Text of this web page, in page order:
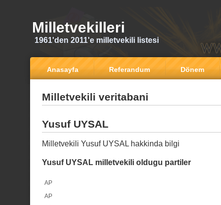
Milletvekilleri
1961'den 2011'e milletvekili listesi
Anasayfa Referandum Dönem
Milletvekili veritabani
Yusuf UYSAL
Milletvekili Yusuf UYSAL hakkinda bilgi
Yusuf UYSAL milletvekili oldugu partiler
AP
AP